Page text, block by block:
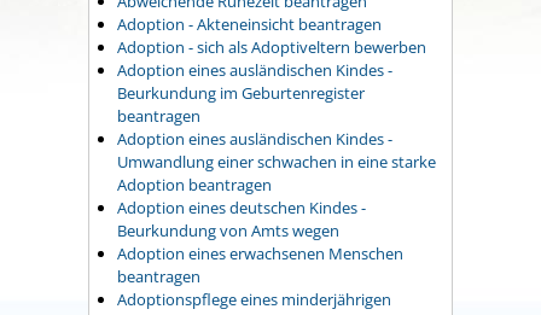
Adoption - Akteneinsicht beantragen
Adoption - sich als Adoptiveltern bewerben
Adoption eines ausländischen Kindes -
Beurkundung im Geburtenregister
beantragen
Adoption eines ausländischen Kindes -
Umwandlung einer schwachen in eine starke
Adoption beantragen
Adoption eines deutschen Kindes -
Beurkundung von Amts wegen
Adoption eines erwachsenen Menschen
beantragen
Adoptionspflege eines minderjährigen